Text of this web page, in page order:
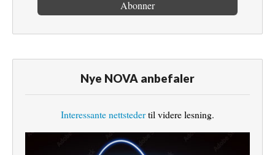
Nye NOVA anbefaler
Interessante nettstedertil videre lesning.